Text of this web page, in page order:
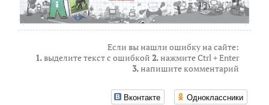
Если вы нашли ошибку на сайте:
1.выделите текст с ошибкой 2.нажмите Ctrl + Enter
3.напишите комментарий
Вконтакте Одноклассники